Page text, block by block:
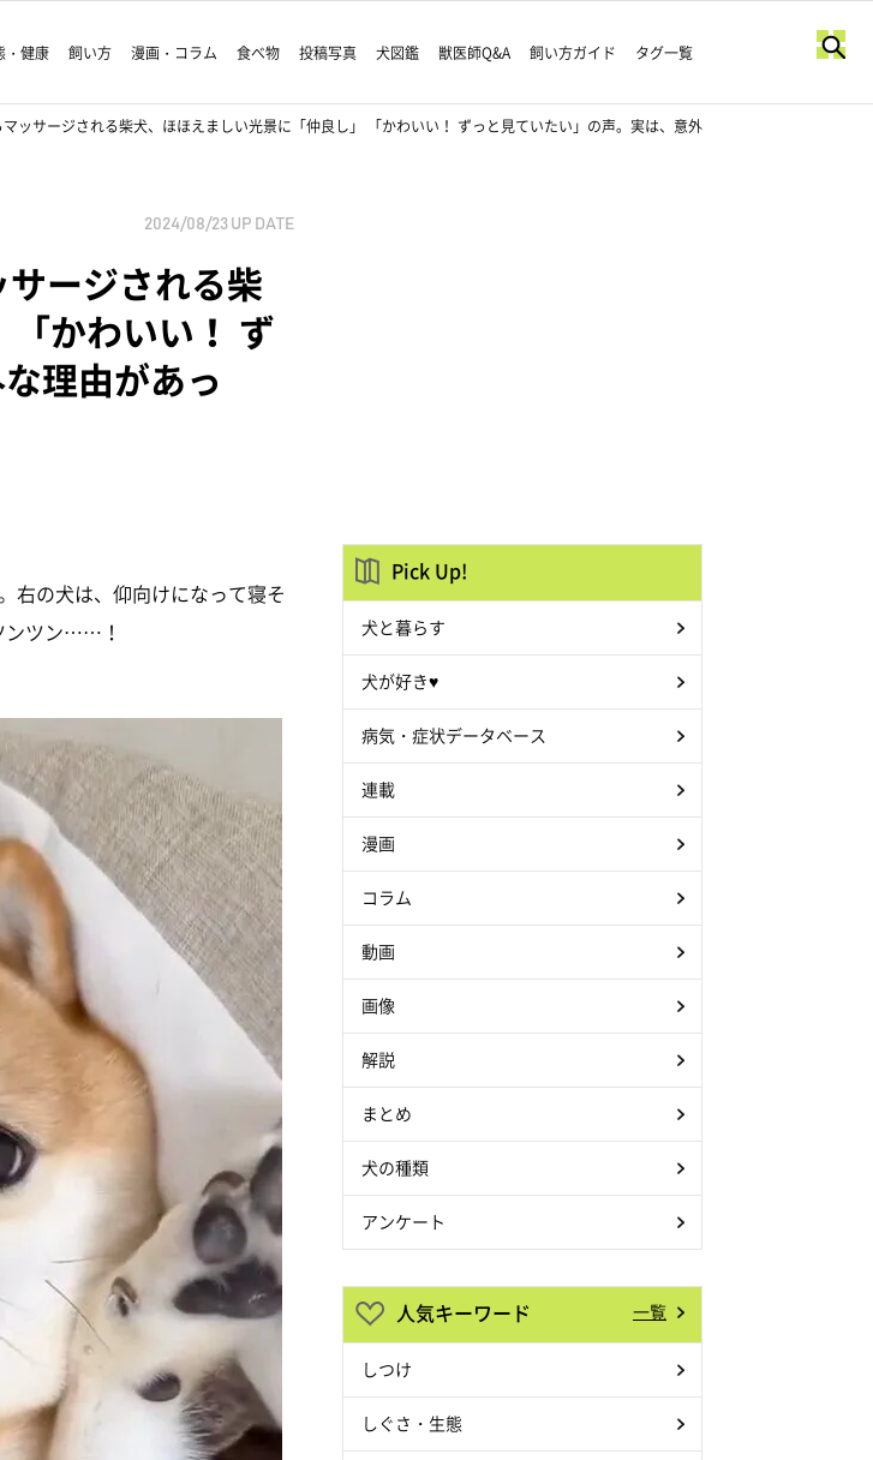
・健康 飼い方 漫画・コラム 食べ物 投稿写真 犬図鑑 獣医師Q&A 飼い方ガイド タグ一覧
ッサージされる柴犬、ほほえましい光景に「仲良し」 「かわいい！ ずっと見ていたい」の声。実は、意外
2024/08/23 UP DATE
ージされる柴
かわいい！ ず
理由があっ
右の犬は、仰向けになって寝そ
ンツン……！
Pick Up!
犬と暮らす
犬が好き♥
病気・症状データベース
連載
漫画
コラム
動画
画像
解説
まとめ
犬の種類
アンケート
人気キーワード 一覧
しつけ
しぐさ・生態